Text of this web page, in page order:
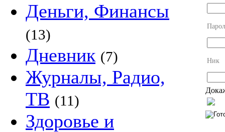
Деньги, Финансы
(13)
Дневник (7)
Журналы, Радио,
ТВ (11)
Здоровье и
Ник